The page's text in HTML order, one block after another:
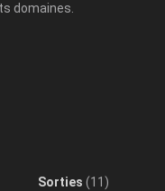
domaines.
Sorties (11)